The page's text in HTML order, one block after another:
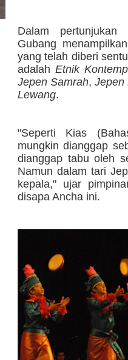
Dalam pertunjukan
Gubang
yang telah diberi
adalah Etnik
Jepen Samrah, Jepen
Lewang.
"Seperti Kias
mungkin dianggap
dianggap tabu oleh
Namun dalam tari
kepala," ujar
disapa Ancha ini.